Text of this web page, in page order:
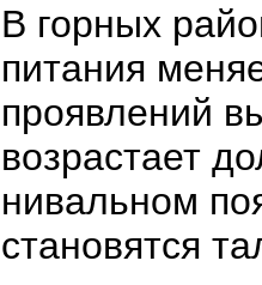
В горных
питания
проявлений
возрастает
нивальном
становятся